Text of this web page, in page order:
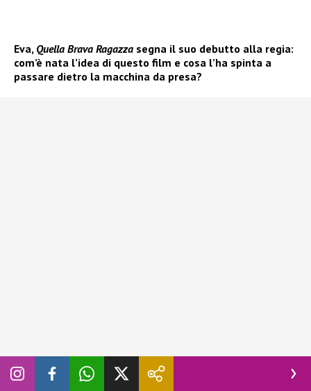
Eva, Quella Brava Ragazza segna il suo debutto alla regia:
com’è nata l’idea di questo film e cosa l’ha spinta a
passare dietro la macchina da presa?